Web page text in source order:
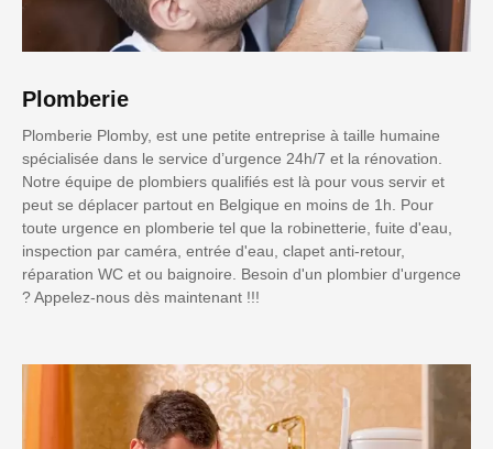
Plomberie
Plomberie Plomby, est une petite entreprise à taille humaine
spécialisée dans le service d’urgence 24h/7 et la rénovation.
Notre équipe de plombiers qualifiés est là pour vous servir et
peut se déplacer partout en Belgique en moins de 1h. Pour
toute urgence en plomberie tel que la robinetterie, fuite d'eau,
inspection par caméra, entrée d'eau, clapet anti-retour,
réparation WC et ou baignoire. Besoin d'un plombier d'urgence
? Appelez-nous dès maintenant !!!